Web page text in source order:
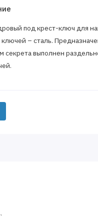
под крест-ключ для
– сталь.
секрета выполнен